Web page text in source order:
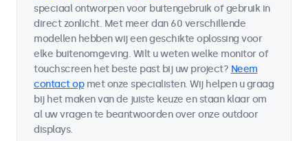
speciaal ontworpen voor buitengebruik of gebruik in
direct zonlicht. Met meer dan 60 verschillende
modellen hebben wij een geschikte oplossing voor
elke buitenomgeving. Wilt u weten welke monitor of
touchscreen het beste past bij uw project? Neem
contact opmet onze specialisten. Wij helpen u graag
bij het maken van de juiste keuze en staan klaar om
al uw vragen te beantwoorden over onze outdoor
displays.